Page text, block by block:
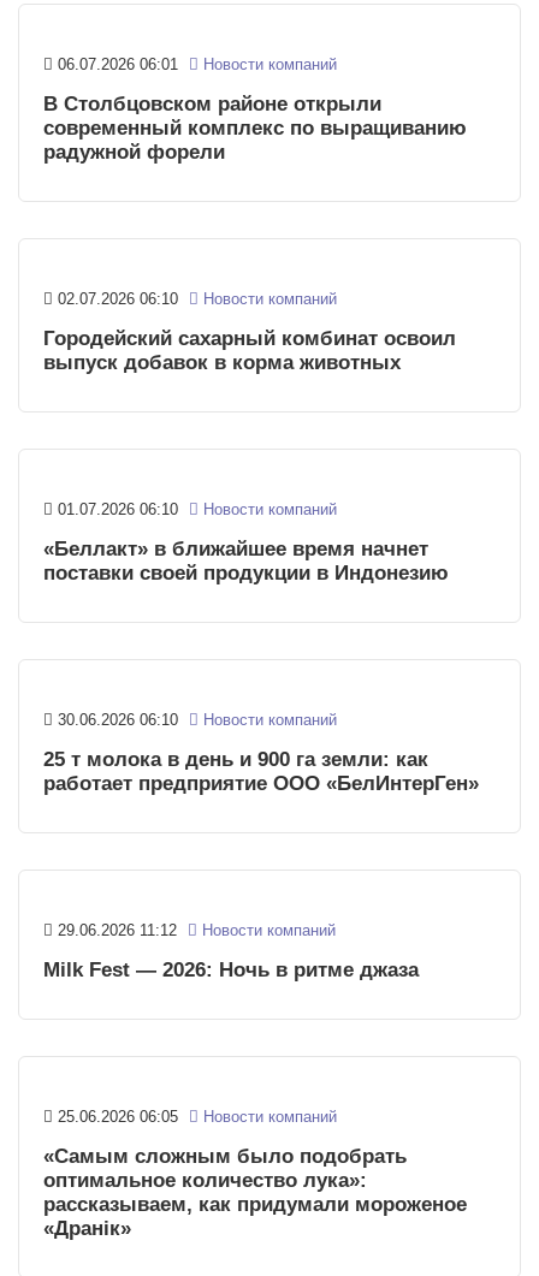
06.07.2026 06:01 Новости компаний
В Столбцовском районе открыли
современный комплекс по выращиванию
радужной форели
02.07.2026 06:10 Новости компаний
Городейский сахарный комбинат освоил
выпуск добавок в корма животных
01.07.2026 06:10 Новости компаний
«Беллакт» в ближайшее время начнет
поставки своей продукции в Индонезию
30.06.2026 06:10 Новости компаний
25 т молока в день и 900 га земли: как
работает предприятие ООО «БелИнтерГен»
29.06.2026 11:12 Новости компаний
Milk Fest — 2026: Ночь в ритме джаза
25.06.2026 06:05 Новости компаний
«Самым сложным было подобрать
оптимальное количество лука»:
рассказываем, как придумали мороженое
«Дранiк»